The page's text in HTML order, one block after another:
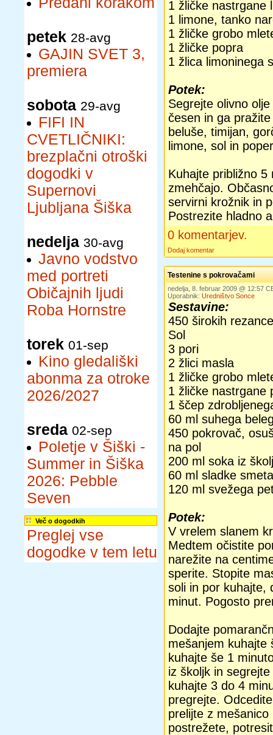
petek 28-avg
GAJIN SVET 3,
premiera
sobota 29-avg
FIFI IN
CVETLIČNIKI:
brezplačni otroški
dogodki v
Supernovi
Ljubljana Šiška
nedelja 30-avg
Javno vodstvo
med portreti
Običajnih ljudi
Roba Hornstre
torek 01-sep
Kino gledališki
abonma za otroke
2026/2027
sreda 02-sep
Poletje v Šiški -
Summer in Šiška
2026: Pebble
Seven
Več o dogodkih
Preglej vse
dogodke v tem letu
1 žličke nastrgane
1 limone, tanko
1 žličke grobo
1 žličke popra
1 žlica limoninega
Potek:
Segrejte olivno
česen in ga
beluše, timijan,
limone, sol in
Kuhajte približno 5
zmehčajo.
servirni krožnik in
Postrezite hladno
0 komentarjev.
Dodaj komentar
Testenine s pokrovačami
nedelja, 8. februar 2009 @ 12:57
Uporabnik: Uredništvo Sonce
Sestavine:
450 širokih
Sol
3 pori
2 žlici masla
1 žličke grobo
1 žličke nastrgane
1 ščep
60 ml suhega
450 pokrovač,
na pol
200 ml soka iz
60 ml sladke
120 ml svežega
Potek:
V vrelem slanem
Medtem očistite
narežite na
sperite. Stopite
soli in por kuhajte,
minut. Pogosto
Dodajte
mešanjem kuhajte
kuhajte še 1
iz školjk in
kuhajte 3 do 4
pregrejte.
prelijte z
postrežete,